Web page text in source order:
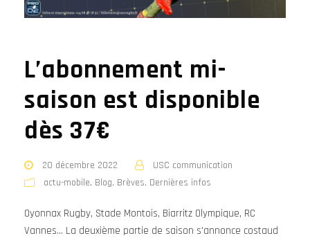
L’abonnement mi-
saison est disponible
dès 37€
20 décembre 2022
USC communication
actu-mobile, Blog, Brèves, Dernières infos
Oyonnax Rugby, Stade Montois, Biarritz Olympique, RC
Vannes... La deuxième partie de saison s'annonce costaud